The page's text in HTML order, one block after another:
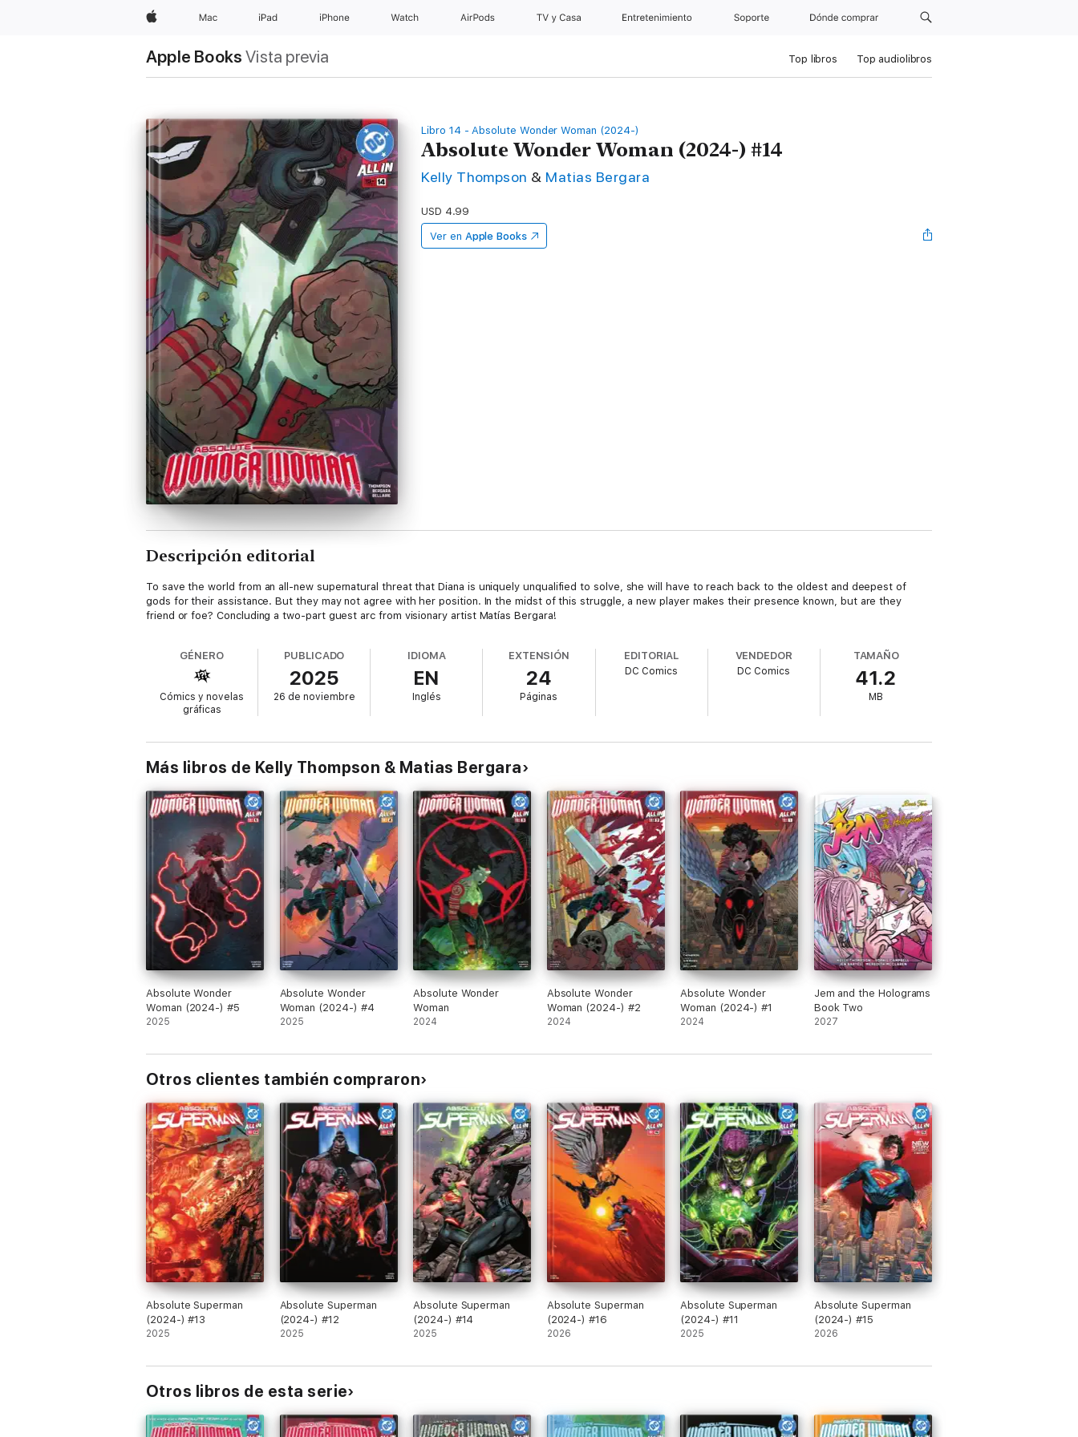
Apple Mac iPad iPhone Watch AirPods TV y Casa Entretenimiento Soporte Dónde comprar
Apple Books Vista previa Top libros Top audiolibros
Libro 14 - Absolute Wonder Woman (2024-)
Absolute Wonder Woman (2024-) #14
Kelly Thompson & Matias Bergara
USD 4.99
Ver en Apple Books
Descripción editorial
To save the world from an all-new supernatural threat that Diana is uniquely unqualified to solve, she will have to reach back to the oldest and deepest of
gods for their assistance. But they may not agree with her position. In the midst of this struggle, a new player makes their presence known, but are they
friend or foe? Concluding a two-part guest arc from visionary artist Matías Bergara!
GÉNERO
Cómics y novelas
gráficas
PUBLICADO
2025
26 de noviembre
IDIOMA
EN
Inglés
EXTENSIÓN
24
Páginas
EDITORIAL
DC Comics
VENDEDOR
DC Comics
TAMAÑO
41.2
MB
Más libros de Kelly Thompson & Matias Bergara
Absolute Wonder
Woman (2024-) #5
2025
Absolute Wonder
Woman (2024-) #4
2025
Absolute Wonder
Woman
2024
Absolute Wonder
Woman (2024-) #2
2024
Absolute Wonder
Woman (2024-) #1
2024
Jem and the Holograms
Book Two
2027
Otros clientes también compraron
Absolute Superman
(2024-) #13
2025
Absolute Superman
(2024-) #12
2025
Absolute Superman
(2024-) #14
2025
Absolute Superman
(2024-) #16
2026
Absolute Superman
(2024-) #11
2025
Absolute Superman
(2024-) #15
2026
Otros libros de esta serie